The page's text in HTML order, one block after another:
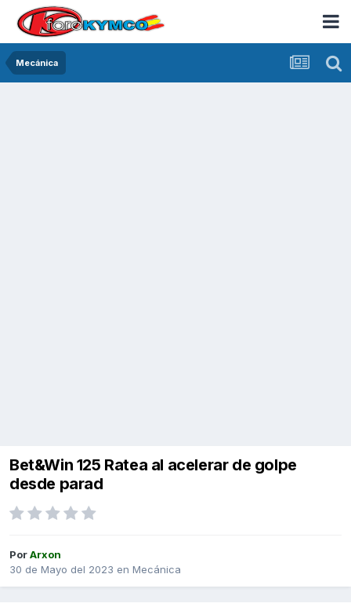
Mecánica
Bet&Win 125 Ratea al acelerar de golpe
desde parad
PorArxon
30 de Mayo del 2023 en Mecánica